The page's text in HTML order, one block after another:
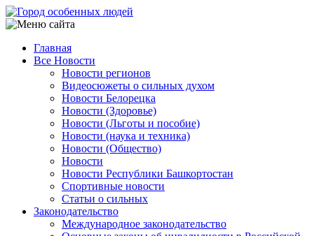
Перейти
к
содержанию
Main
navigation
Главная
Все Новости
Новости регионов
Видеосюжеты о сильных духом
Новости Белорецка
Новости (Здоровье)
Новости (Льготы и пособие)
Новости (наука и техника)
Новости (Общество)
Новости
Новости Республики Башкортостан
Спортивные новости
Статьи о сильных
Законодательство
Международное законодательство